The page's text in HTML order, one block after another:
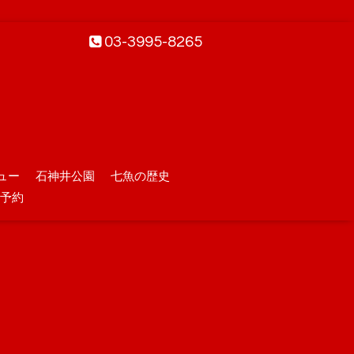
03-3995-8265
ー 石神井公園
七魚の歴史
予約